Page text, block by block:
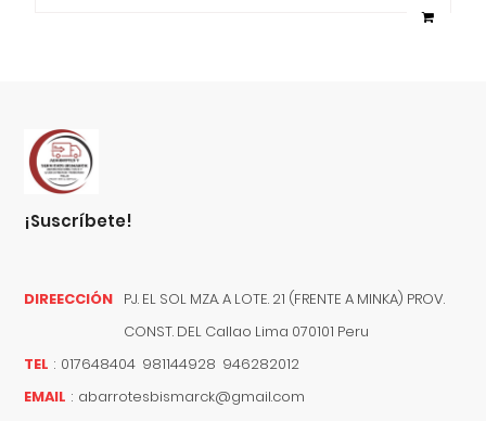
¡suscríbete!
DIREECCIÓN PJ. EL SOL MZA. A LOTE. 21 (FRENTE A MINKA) PROV.
CONST. DEL Callao Lima 070101 Peru
TEL : 017648404 981144928 946282012
EMAIL : abarrotesbismarck@gmail.com